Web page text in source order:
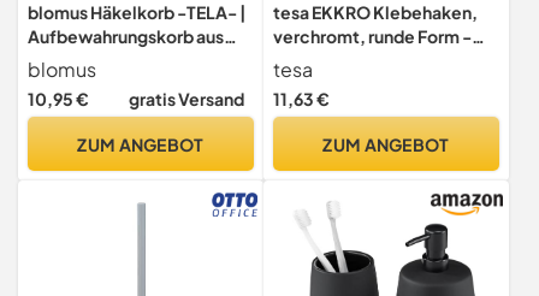
blomus Häkelkorb -TELA- |
Aufbewahrungskorb aus
Baumwolle | Farbe Taupe |
Handgefertigter Korb für
Bad, Wohn- &
Ordnungshelfer
blomus
10,95 € gratis Versand
ZUM ANGEBOT
tesa EKKRO Klebehaken,
verchromt, runde Form -
Bad-Haken zur
Wandbefestigung ohne
Bohren, inkl. Klebelösung -
tesa
11,63 €
ZUM ANGEBOT